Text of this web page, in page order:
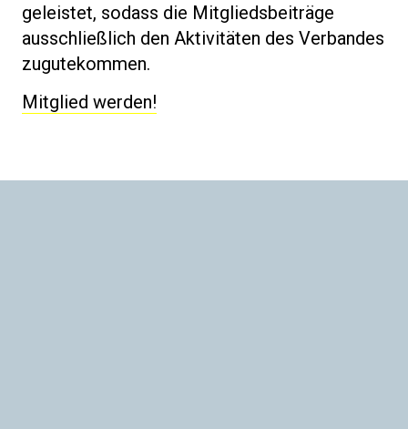
geleistet, sodass die Mitgliedsbeiträge
ausschließlich den Aktivitäten des Verbandes
zugutekommen.
Mitglied werden!